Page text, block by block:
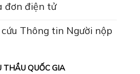
đơn điện tử
Thông tin Người nộp
QUỐC GIA